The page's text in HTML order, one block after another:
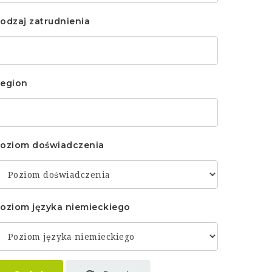
zatrudnienia
doświadczenia
języka niemieckiego